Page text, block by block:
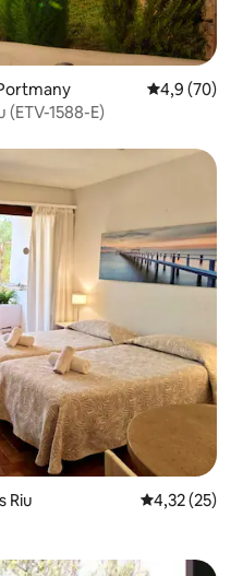
Prosječna
4,9 (70)
1588-E)
Riu Prosječna
4,32 (25)